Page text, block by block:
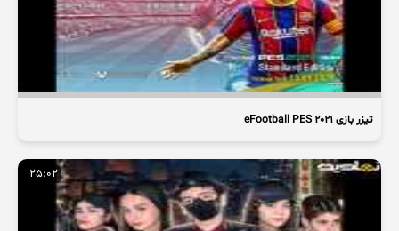
تیزر بازی eFootball PES 2021
25:02